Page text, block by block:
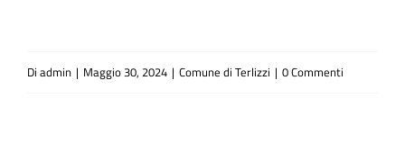
Di admin | Maggio 30, 2024 | Comune di Terlizzi | 0 Commenti